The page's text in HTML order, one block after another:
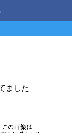
ました